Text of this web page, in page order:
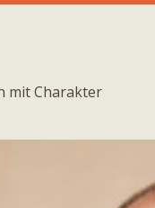
mit Charakter